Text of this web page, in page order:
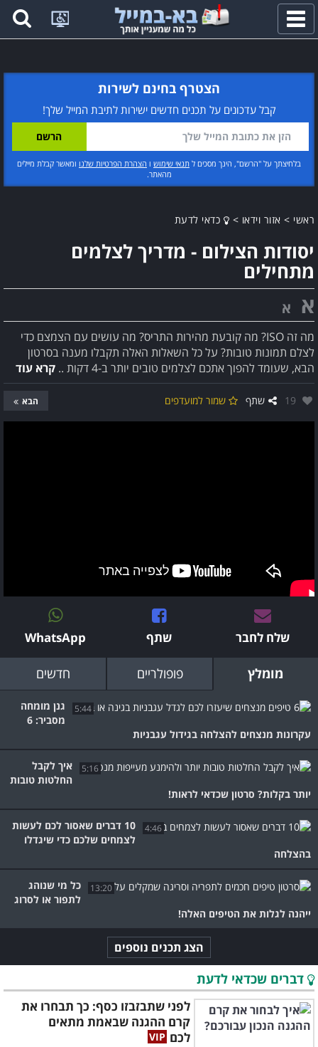
פתח
תפריט
הצטרף בחינם לשירות
קבל עדכונים על תכנים חדשים ישירות לתיבת המייל שלך!
בלחיצתך על "הרשם", הינך מסכים ל תנאי שימוש ו הצהרת הפרטיות שלנו ומאשר קבלת מיילים
מהאתר.
ראשי > אזור וידאו > כדאי לדעת
יסודות הצילום - מדריך לצלמים
מתחילים
א א
מה זה ISO? מה קובעת מהירות התריס? מה עושים עם הצמצם כדי
לצלם תמונות טובות? על כל השאלות האלה תקבלו מענה בסרטון
הבא, שעומד להפוך אתכם לצלמים טובים יותר ב-4 דקות ..
קרא עוד
אהבו:
19 שתף שמור למועדפים הבא
שלח לחבר שתף WhatsApp
מומלץ פופולריים חדשים
5:44
גנן מומחה
מסביר: 6
עקרונות מנצחים להצלחה בגידול עגבניות
5:16
איך לקבל
החלטות טובות
יותר בקלות? סרטון שכדאי לראות!
4:46
10 דברים שאסור לכם לעשות
לצמחים שלכם כדי שיגדלו
בהצלחה
13:20
כל מי שנוהג
לתפור או לסרוג
ייהנה לגלות את הטיפים האלה!
הצג תכנים נוספים
דברים שכדאי לדעת
לפני שתבזבזו כסף: כך תבחרו את
קרם ההגנה שבאמת מתאים
לכם